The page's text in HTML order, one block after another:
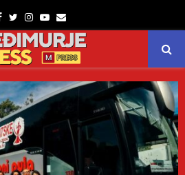
Facebook
TwitterInstagram
Youtube
Email